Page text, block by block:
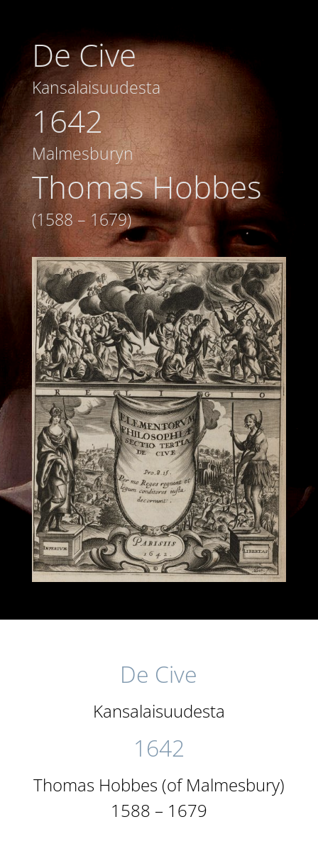
De Cive
Kansalaisuudesta
1642
Malmesburyn
Thomas Hobbes
(1588 – 1679)
De Cive
Kansalaisuudesta
1642
Thomas Hobbes (of Malmesbury)
1588 – 1679